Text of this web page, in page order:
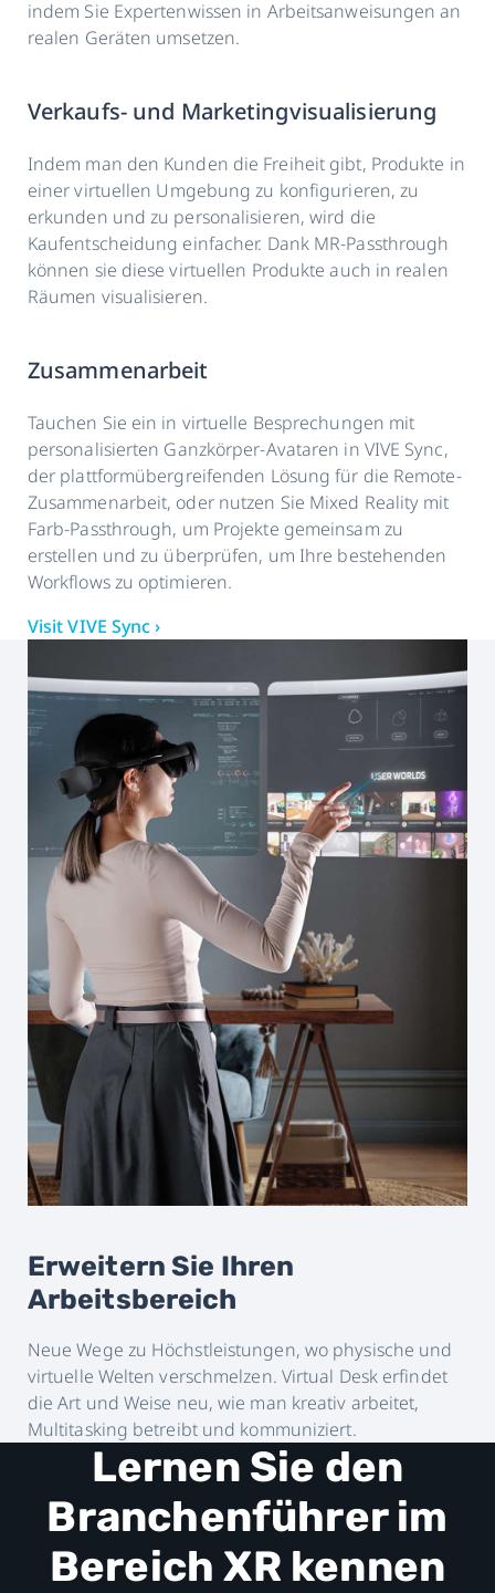
indem Sie Expertenwissen in Arbeitsanweisungen an
realen Geräten umsetzen.
Verkaufs- und Marketingvisualisierung
Indem man den Kunden die Freiheit gibt, Produkte in
einer virtuellen Umgebung zu konfigurieren, zu
erkunden und zu personalisieren, wird die
Kaufentscheidung einfacher. Dank MR-Passthrough
können sie diese virtuellen Produkte auch in realen
Räumen visualisieren.
Zusammenarbeit
Tauchen Sie ein in virtuelle Besprechungen mit
personalisierten Ganzkörper-Avataren in VIVE Sync,
der plattformübergreifenden Lösung für die Remote-
Zusammenarbeit, oder nutzen Sie Mixed Reality mit
Farb-Passthrough, um Projekte gemeinsam zu
erstellen und zu überprüfen, um Ihre bestehenden
Workflows zu optimieren.
Visit VIVE Sync ›
Erweitern Sie Ihren
Arbeitsbereich
Neue Wege zu Höchstleistungen, wo physische und
virtuelle Welten verschmelzen. Virtual Desk erfindet
die Art und Weise neu, wie man kreativ arbeitet,
Multitasking betreibt und kommuniziert.
Lernen Sie den
Branchenführer im
Bereich XR kennen